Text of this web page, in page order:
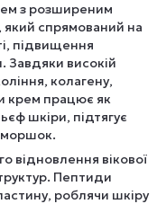
з розширеним
спрямований на
підвищення
Завдяки високій
колагену,
крем працює як
шкіри, підтягує
відновлення вікової
Пептиди
роблячи шкіру